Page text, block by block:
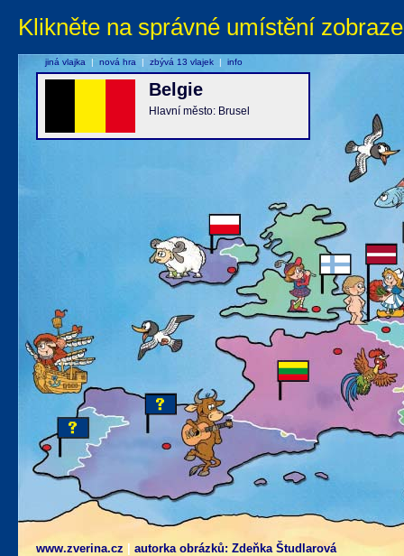
Klikněte na správné umístění
www.zverina.cz autorka obrázků: Zdeňka Študlarová
Belgie
Hlavní město: Brusel
jiná vlajka | nová hra | zbývá 13 vlajek | info